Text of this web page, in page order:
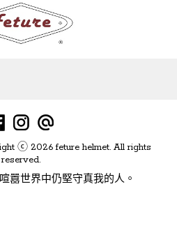
ⓒ 2026 feture helmet. All rights
reserved.
囂世界中仍堅守真我的人。